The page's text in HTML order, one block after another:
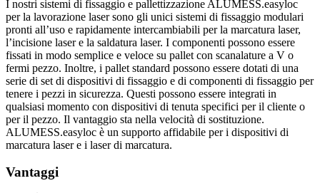
I nostri sistemi di fissaggio e pallettizzazione ALUMESS.easyloc
per la lavorazione laser sono gli unici sistemi di fissaggio modulari
pronti all’uso e rapidamente intercambiabili per la marcatura laser,
l’incisione laser e la saldatura laser. I componenti possono essere
fissati in modo semplice e veloce su pallet con scanalature a V o
fermi pezzo. Inoltre, i pallet standard possono essere dotati di una
serie di set di dispositivi di fissaggio e di componenti di fissaggio per
tenere i pezzi in sicurezza. Questi possono essere integrati in
qualsiasi momento con dispositivi di tenuta specifici per il cliente o
per il pezzo. Il vantaggio sta nella velocità di sostituzione.
ALUMESS.easyloc è un supporto affidabile per i dispositivi di
marcatura laser e i laser di marcatura.
Vantaggi